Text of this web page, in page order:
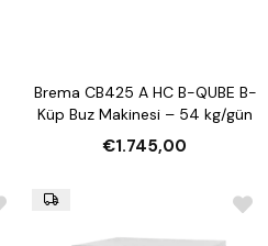
Brema CB425 A HC B-QUBE B-
Küp Buz Makinesi – 54 kg/gün
€1.745,00